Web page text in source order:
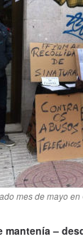
mes de mayo
mantenía –